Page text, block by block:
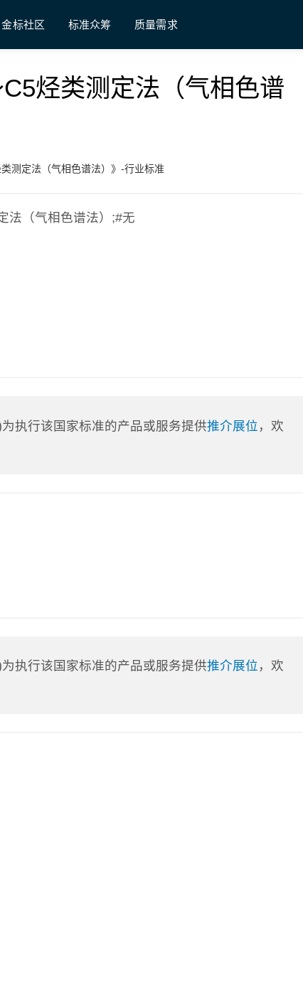
金标社区 标准众筹 质量需求
烃类测定法（气相色谱
测定法（气相色谱法）》-行业标准
法（气相色谱法）;#无
执行该国家标准的产品或服务提供推介展位 ，欢
执行该国家标准的产品或服务提供推介展位 ，欢